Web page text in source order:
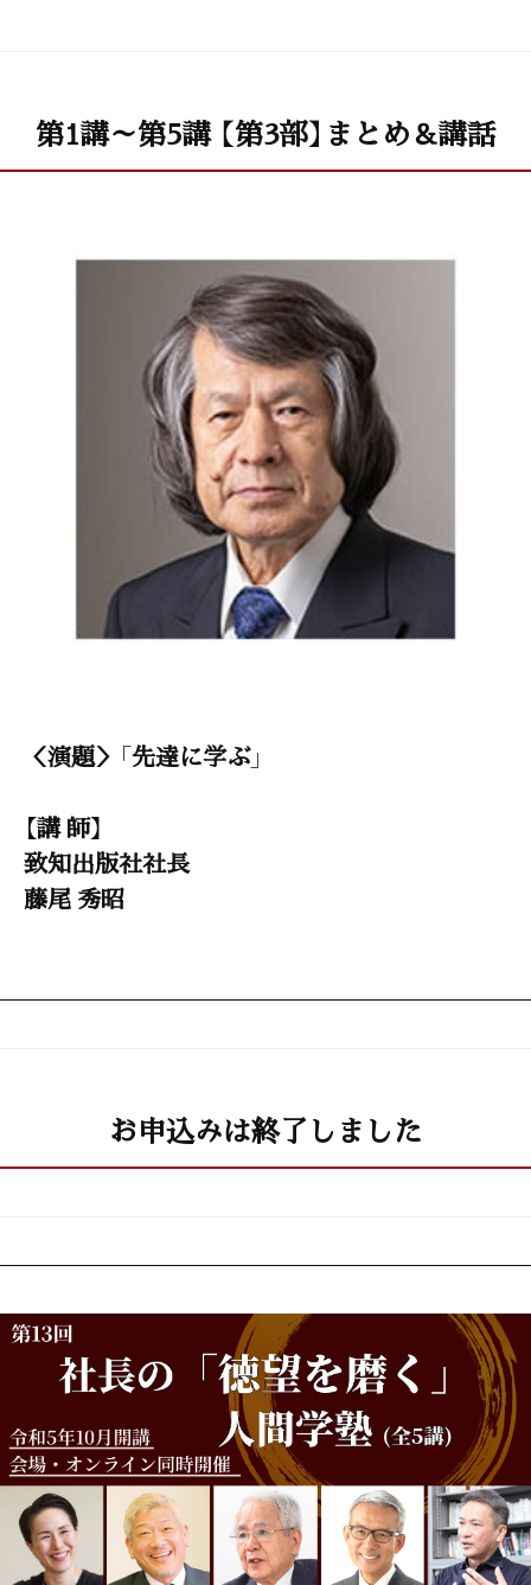
第1講～第5講 【第3部】まとめ＆講話
＜演題＞「先達に学ぶ」
【講 師】
致知出版社社長
藤尾 秀昭
お申込みは終了しました